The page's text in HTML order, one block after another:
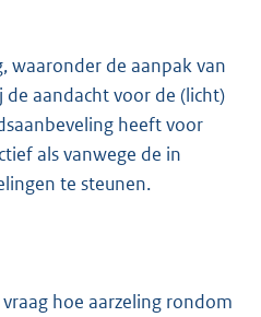
waaronder de aanpak van
aandacht voor de (licht)
heeft voor
als vanwege de in
te steunen.
hoe aarzeling rondom